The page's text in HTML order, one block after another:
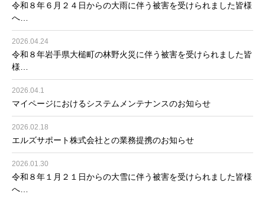
令和８年６月２４日からの大雨に伴う被害を受けられました皆様
へ…
2026.04.24
令和８年岩手県大槌町の林野火災に伴う被害を受けられました皆
様…
2026.04.1
マイページにおけるシステムメンテナンスのお知らせ
2026.02.18
エルズサポート株式会社との業務提携のお知らせ
2026.01.30
令和８年１月２１日からの大雪に伴う被害を受けられました皆様
へ…